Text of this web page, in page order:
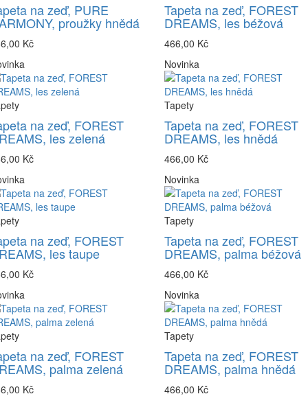
na zeď, PURE
proužky hnědá
Kč
Tapeta na zeď, FOREST
DREAMS, les béžová
466,00 Kč
na zeď, FOREST
les zelená
Kč
Novinka
Tapety
Tapeta na zeď, FOREST
DREAMS, les hnědá
466,00 Kč
na zeď, FOREST
les taupe
Kč
Novinka
Tapety
Tapeta na zeď, FOREST
DREAMS, palma béžová
466,00 Kč
na zeď, FOREST
palma zelená
Kč
Novinka
Tapety
Tapeta na zeď, FOREST
DREAMS, palma hnědá
466,00 Kč